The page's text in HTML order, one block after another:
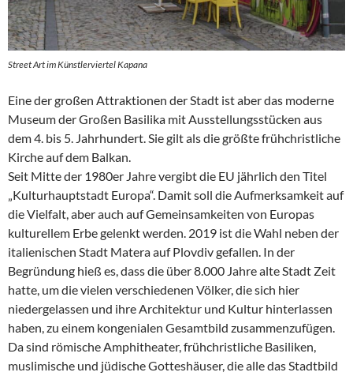
Street Art im Künstlerviertel Kapana
Eine der großen Attraktionen der Stadt ist aber das moderne
Museum der Großen Basilika mit Ausstellungsstücken aus
dem 4. bis 5. Jahrhundert. Sie gilt als die größte frühchristliche
Kirche auf dem Balkan.
Seit Mitte der 1980er Jahre vergibt die EU jährlich den Titel
„Kulturhauptstadt Europa“. Damit soll die Aufmerksamkeit auf
die Vielfalt, aber auch auf Gemeinsamkeiten von Europas
kulturellem Erbe gelenkt werden. 2019 ist die Wahl neben der
italienischen Stadt Matera auf Plovdiv gefallen. In der
Begründung hieß es, dass die über 8.000 Jahre alte Stadt Zeit
hatte, um die vielen verschiedenen Völker, die sich hier
niedergelassen und ihre Architektur und Kultur hinterlassen
haben, zu einem kongenialen Gesamtbild zusammenzufügen.
Da sind römische Amphitheater, frühchristliche Basiliken,
muslimische und jüdische Gotteshäuser, die alle das Stadtbild